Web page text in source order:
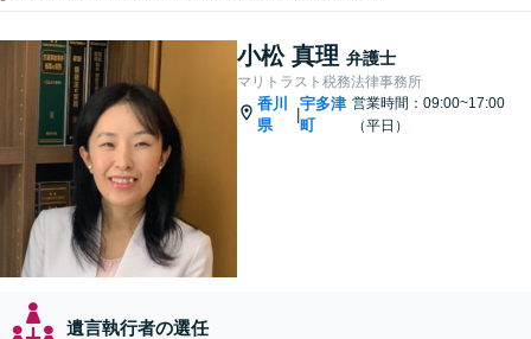
小松 真理 弁護士
マリトラスト税務法律事務所
香川
県
|
宇多津
町
営業時間：09:00~17:00
（平日）
遺言執行者の選任